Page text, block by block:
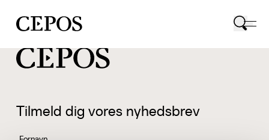
CEPOS logo
Tilmeld dig vores nyhedsbrev